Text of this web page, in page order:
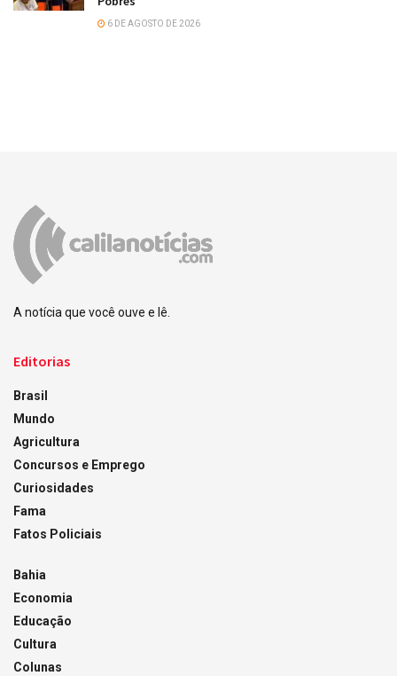
6 DE AGOSTO DE 2026
A notícia que você ouve e lê.
Editorias
Brasil
Mundo
Agricultura
Concursos e Emprego
Curiosidades
Fama
Fatos Policiais
Bahia
Economia
Educação
Cultura
Colunas